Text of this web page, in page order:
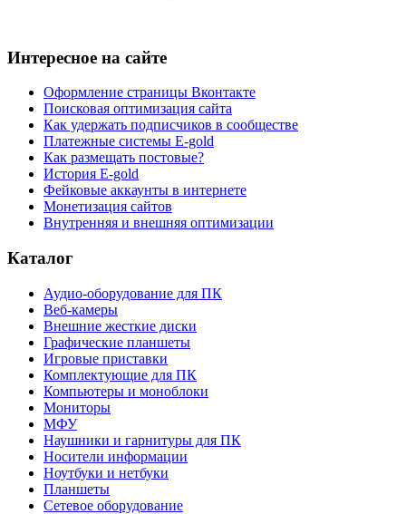
Интересное на сайте
Оформление страницы Вконтакте
Поисковая оптимизация сайта
Как удержать подписчиков в сообществе
Платежные системы E-gold
Как размещать постовые?
История E-gold
Фейковые аккаунты в интернете
Монетизация сайтов
Внутренняя и внешняя оптимизации
Каталог
Аудио-оборудование для ПК
Веб-камеры
Внешние жесткие диски
Графические планшеты
Игровые приставки
Комплектующие для ПК
Компьютеры и моноблоки
Мониторы
МФУ
Наушники и гарнитуры для ПК
Носители информации
Ноутбуки и нетбуки
Планшеты
Сетевое оборудование